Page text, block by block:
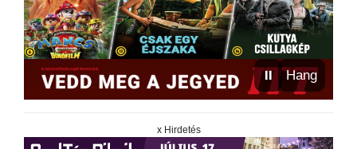
⏸ Hang
x Hirdetés